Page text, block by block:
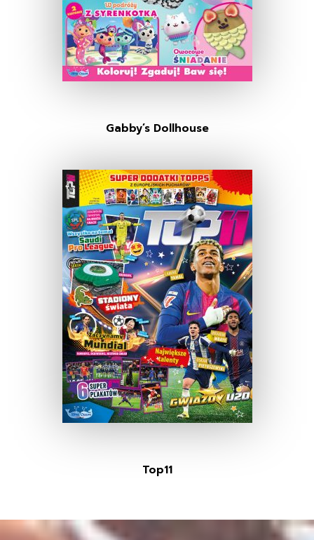
Gabby’s Dollhouse
Top11